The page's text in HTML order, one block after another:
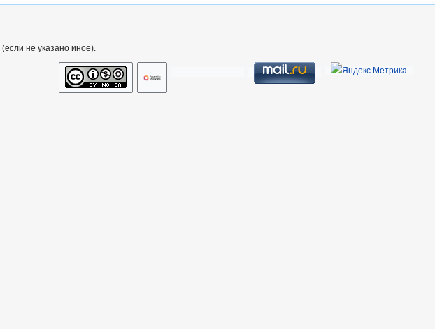
(если не указано иное).